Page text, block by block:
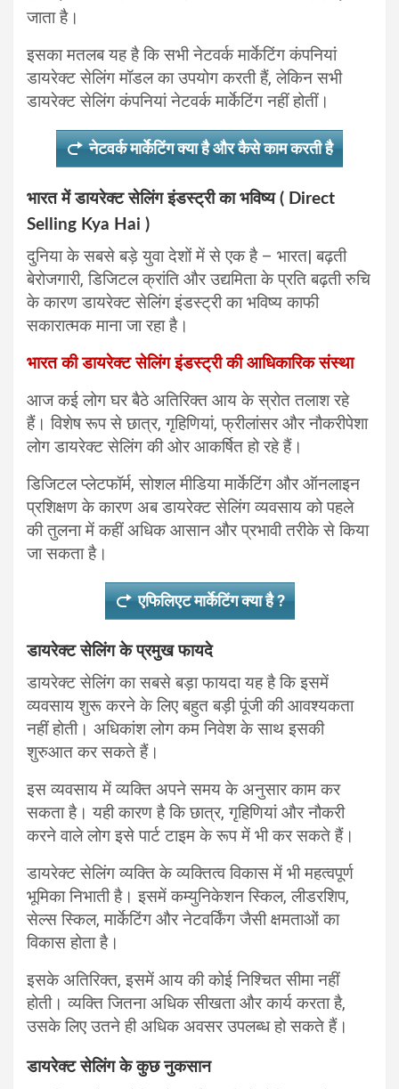
जाता है।
इसका मतलब यह है कि सभी नेटवर्क मार्केटिंग कंपनियां
डायरेक्ट सेलिंग मॉडल का उपयोग करती हैं, लेकिन सभी
डायरेक्ट सेलिंग कंपनियां नेटवर्क मार्केटिंग नहीं होतीं।
नेटवर्क मार्केटिंग क्या है और कैसे काम करती है
भारत में डायरेक्ट सेलिंग इंडस्ट्री का भविष्य ( Direct
Selling Kya Hai )
दुनिया के सबसे बड़े युवा देशों में से एक है – भारत| बढ़ती
बेरोजगारी, डिजिटल क्रांति और उद्यमिता के प्रति बढ़ती रुचि
के कारण डायरेक्ट सेलिंग इंडस्ट्री का भविष्य काफी
सकारात्मक माना जा रहा है।
भारत की डायरेक्ट सेलिंग इंडस्ट्री की आधिकारिक संस्था
आज कई लोग घर बैठे अतिरिक्त आय के स्रोत तलाश रहे
हैं। विशेष रूप से छात्र, गृहिणियां, फ्रीलांसर और नौकरीपेशा
लोग डायरेक्ट सेलिंग की ओर आकर्षित हो रहे हैं।
डिजिटल प्लेटफॉर्म, सोशल मीडिया मार्केटिंग और ऑनलाइन
प्रशिक्षण के कारण अब डायरेक्ट सेलिंग व्यवसाय को पहले
की तुलना में कहीं अधिक आसान और प्रभावी तरीके से किया
जा सकता है।
एफिलिएट मार्केटिंग क्या है ?
डायरेक्ट सेलिंग के प्रमुख फायदे
डायरेक्ट सेलिंग का सबसे बड़ा फायदा यह है कि इसमें
व्यवसाय शुरू करने के लिए बहुत बड़ी पूंजी की आवश्यकता
नहीं होती। अधिकांश लोग कम निवेश के साथ इसकी
शुरुआत कर सकते हैं।
इस व्यवसाय में व्यक्ति अपने समय के अनुसार काम कर
सकता है। यही कारण है कि छात्र, गृहिणियां और नौकरी
करने वाले लोग इसे पार्ट टाइम के रूप में भी कर सकते हैं।
डायरेक्ट सेलिंग व्यक्ति के व्यक्तित्व विकास में भी महत्वपूर्ण
भूमिका निभाती है। इसमें कम्युनिकेशन स्किल, लीडरशिप,
सेल्स स्किल, मार्केटिंग और नेटवर्किंग जैसी क्षमताओं का
विकास होता है।
इसके अतिरिक्त, इसमें आय की कोई निश्चित सीमा नहीं
होती। व्यक्ति जितना अधिक सीखता और कार्य करता है,
उसके लिए उतने ही अधिक अवसर उपलब्ध हो सकते हैं।
डायरेक्ट सेलिंग के कुछ नुकसान